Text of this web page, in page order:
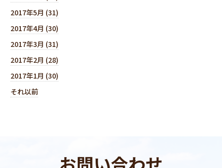
2017年5月 (31)
2017年4月 (30)
2017年3月 (31)
2017年2月 (28)
2017年1月 (30)
それ以前